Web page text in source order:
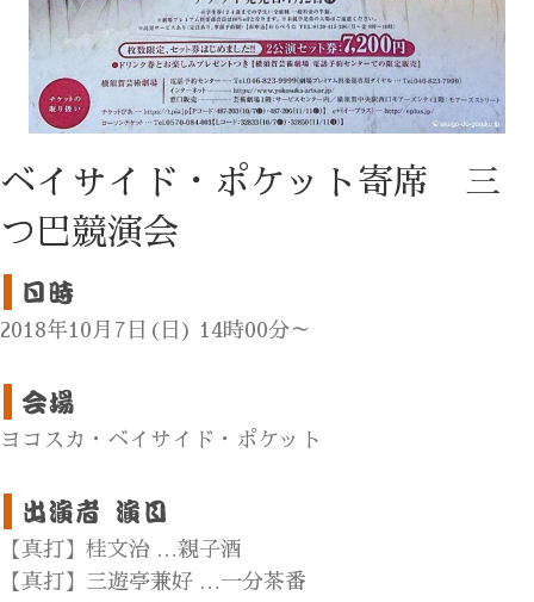
ベイサイド・ポケット寄席 三
つ巴競演会
2018年10月7日(日) 14時00分～
ヨコスカ・ベイサイド・ポケット
【真打】桂文治 …親子酒
【真打】三遊亭兼好 …一分茶番